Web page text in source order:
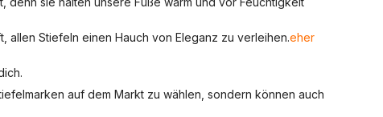
allen Stiefeln einen Hauch von Eleganz zu verleihen.eher
auf dem Markt zu wählen, sondern können auch